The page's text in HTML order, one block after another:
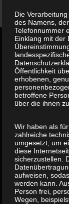
Schelmkapper Str.
49624 Löningen-
Tel.: 05434 - 2187
Fax: 05434 -
Die
des Namens,
Telefonnummer
Einklang mit der
Öffentlichkeit
erhobenen,
betroffene
über die ihnen
Wir haben als
zahlreiche
umgesetzt, um
diese
sicherzustellen.
aufweisen,
werden kann.
Person frei,
Wegen,